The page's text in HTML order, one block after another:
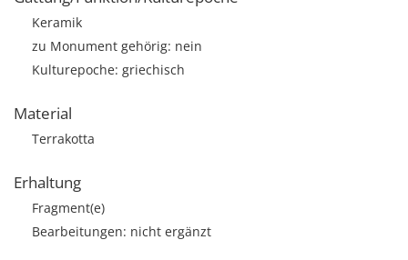
Keramik
zu Monument gehörig: nein
Kulturepoche: griechisch
Material
Terrakotta
Erhaltung
Fragment(e)
Bearbeitungen: nicht ergänzt